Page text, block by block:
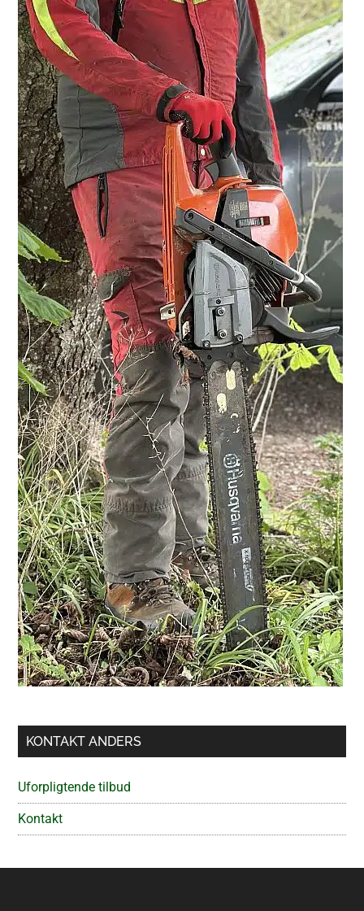
KONTAKT ANDERS
Uforpligtende tilbud
Kontakt